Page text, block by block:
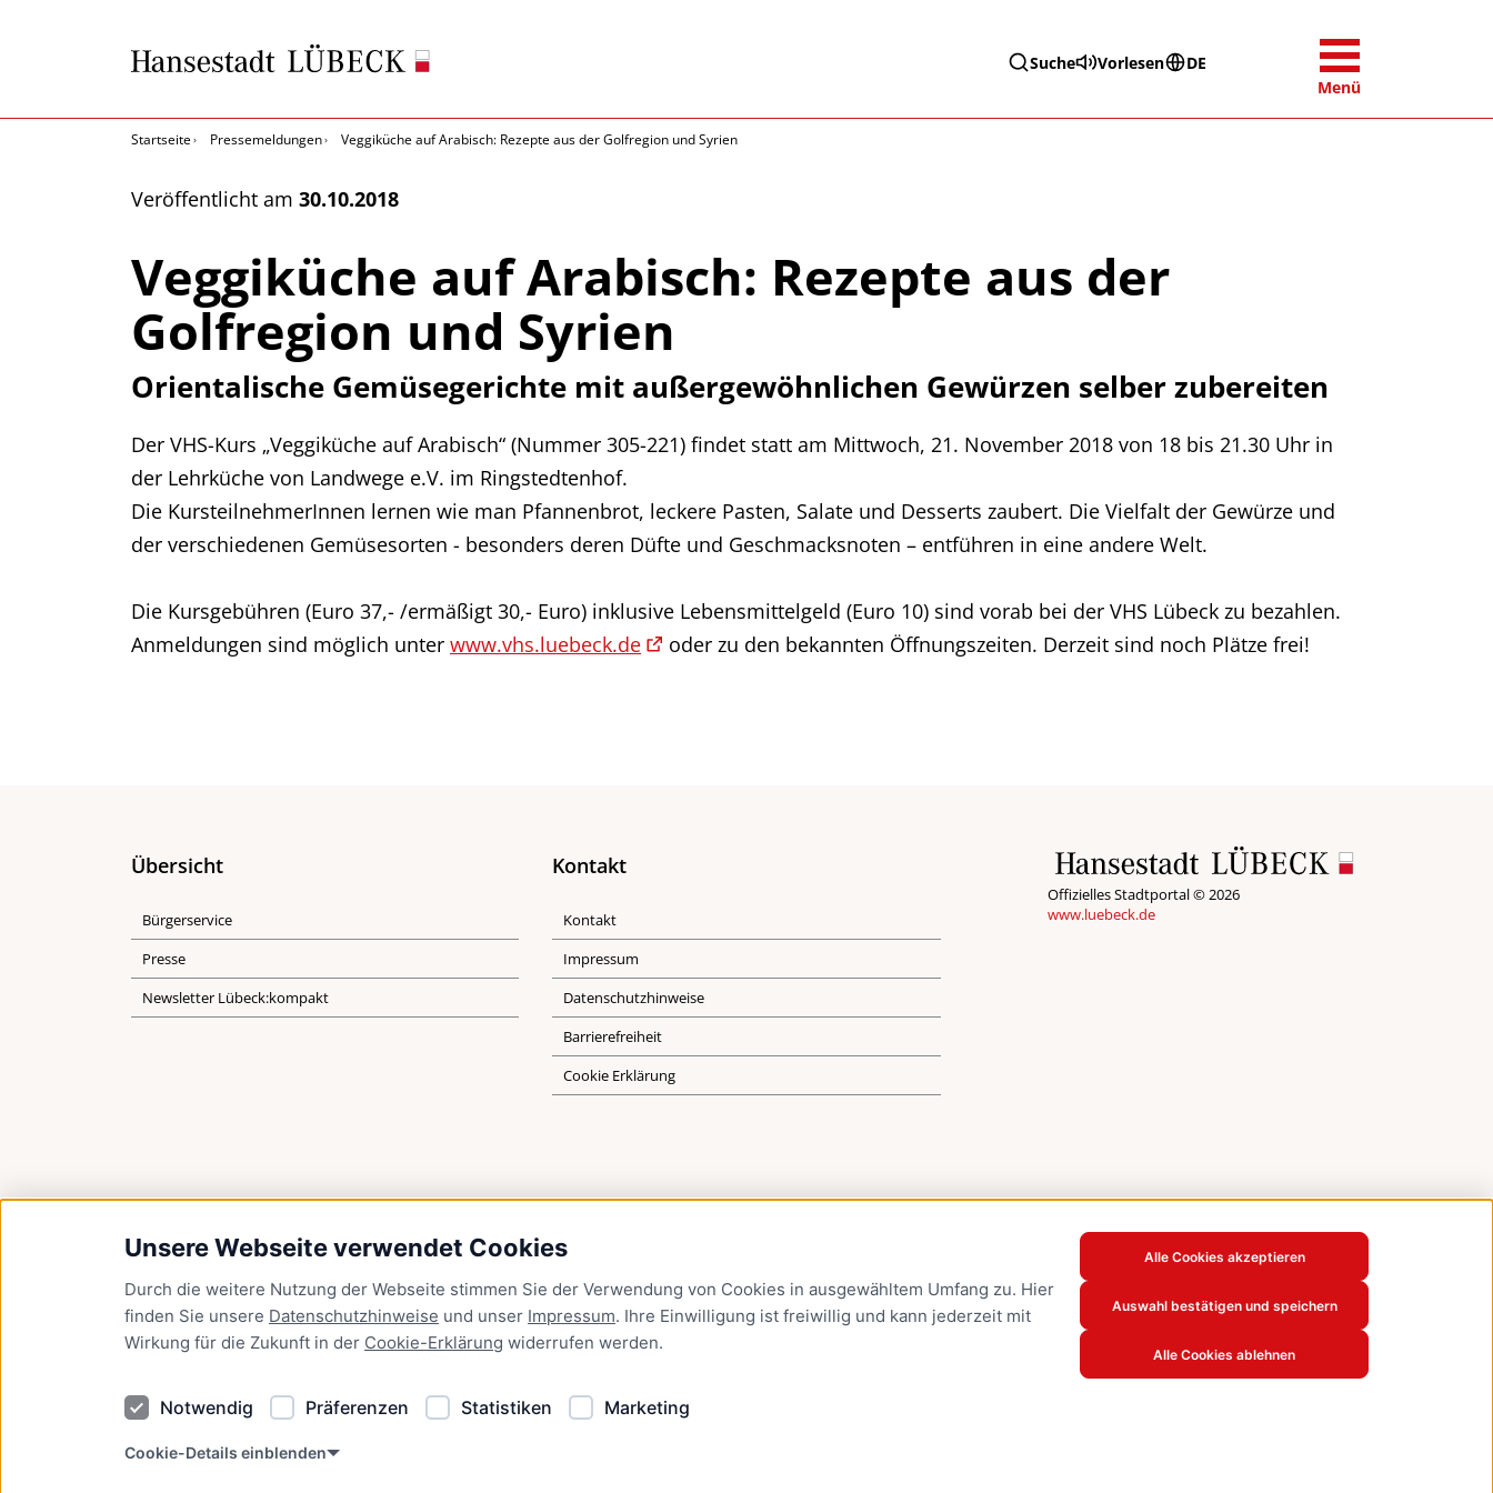
Unsere Webseite verwendet Cookies
Durch die weitere Nutzung der Webseite stimmen Sie der Verwendung von Cookies in ausgewähltem Umfang zu. Hier
finden Sie unsere Datenschutzhinweise und unser Impressum. Ihre Einwilligung ist freiwillig und kann jederzeit mit
Wirkung für die Zukunft in der Cookie-Erklärung widerrufen werden.
Notwendig Präferenzen Statistiken Marketing
Cookie-Details einblenden
Alle Cookies akzeptieren
Auswahl bestätigen und speichern
Alle Cookies ablehnen
Suche Vorlesen
DE
Menü
Startseite Pressemeldungen Veggiküche auf Arabisch: Rezepte aus der Golfregion und Syrien
Veröffentlicht am 30.10.2018
Veggiküche auf Arabisch: Rezepte aus der
Golfregion und Syrien
Orientalische Gemüsegerichte mit außergewöhnlichen Gewürzen selber zubereiten
Der VHS-Kurs „Veggiküche auf Arabisch“ (Nummer 305-221) findet statt am Mittwoch, 21. November 2018 von 18 bis 21.30 Uhr in
der Lehrküche von Landwege e.V. im Ringstedtenhof.
Die KursteilnehmerInnen lernen wie man Pfannenbrot, leckere Pasten, Salate und Desserts zaubert. Die Vielfalt der Gewürze und
der verschiedenen Gemüsesorten - besonders deren Düfte und Geschmacksnoten – entführen in eine andere Welt.
Die Kursgebühren (Euro 37,- /ermäßigt 30,- Euro) inklusive Lebensmittelgeld (Euro 10) sind vorab bei der VHS Lübeck zu bezahlen.
Anmeldungen sind möglich unter www.vhs.luebeck.de oder zu den bekannten Öffnungszeiten. Derzeit sind noch Plätze frei!
Übersicht
Bürgerservice
Presse
Newsletter Lübeck:kompakt
Kontakt
Kontakt
Impressum
Datenschutzhinweise
Barrierefreiheit
Cookie Erklärung
Offizielles Stadtportal © 2026
www.luebeck.de